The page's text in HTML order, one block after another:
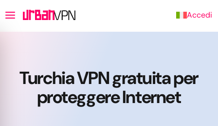
Accedi
Turchia VPN gratuita per
proteggere Internet